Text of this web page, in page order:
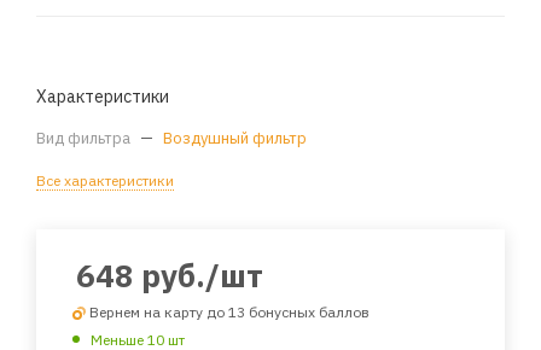
Характеристики
Вид фильтра — Воздушный фильтр
Все характеристики
648 руб./шт
Вернем на карту до 13 бонусных баллов
Меньше 10 шт